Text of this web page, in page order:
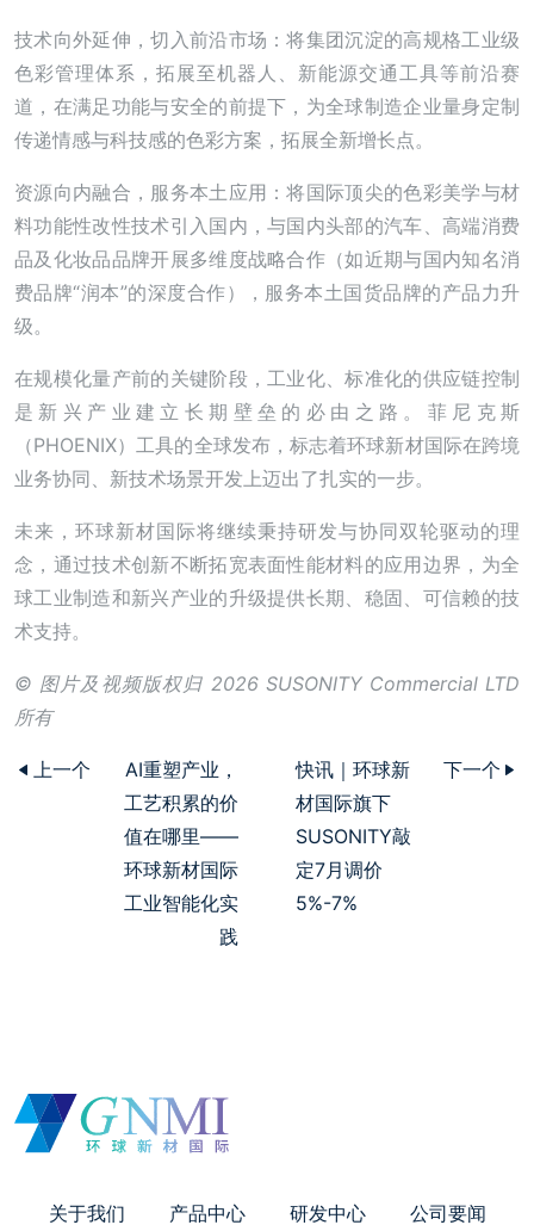
技术向外延伸，切入前沿市场：将集团沉淀的高规格工业级
色彩管理体系，拓展至机器人、新能源交通工具等前沿赛
道，在满足功能与安全的前提下，为全球制造企业量身定制
传递情感与科技感的色彩方案，拓展全新增长点。
资源向内融合，服务本土应用：将国际顶尖的色彩美学与材
料功能性改性技术引入国内，与国内头部的汽车、高端消费
品及化妆品品牌开展多维度战略合作（如近期与国内知名消
费品牌“润本”的深度合作），服务本土国货品牌的产品力升
级。
在规模化量产前的关键阶段，工业化、标准化的供应链控制
是新兴产业建立长期壁垒的必由之路。菲尼克斯
（PHOENIX）工具的全球发布，标志着环球新材国际在跨境
业务协同、新技术场景开发上迈出了扎实的一步。
未来，环球新材国际将继续秉持研发与协同双轮驱动的理
念，通过技术创新不断拓宽表面性能材料的应用边界，为全
球工业制造和新兴产业的升级提供长期、稳固、可信赖的技
术支持。
© 图片及视频版权归 2026 SUSONITY Commercial LTD
所有
上一个
AI重塑产业，
工艺积累的价
值在哪里——
环球新材国际
工业智能化实
践
快讯｜环球新
材国际旗下
SUSONITY敲
定7月调价
5%-7%
下一个
关于我们 产品中心 研发中心 公司要闻